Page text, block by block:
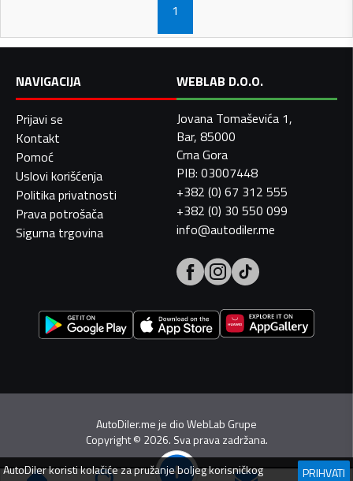
1
NAVIGACIJA
Prijavi se
Kontakt
Pomoć
Uslovi korišćenja
Politika privatnosti
Prava potrošača
Sigurna trgovina
WEBLAB D.O.O.
Jovana Tomaševića 1,
Bar, 85000
Crna Gora
PIB: 03007448
+382 (0) 67 312 555
+382 (0) 30 550 099
info@autodiler.me
AutoDiler.me je dioWebLab Grupe
Copyright© 2026. Sva prava zadržana.
AutoDilerkoristi kolačiće za pružanje boljeg korisničkog
PRIHVATI